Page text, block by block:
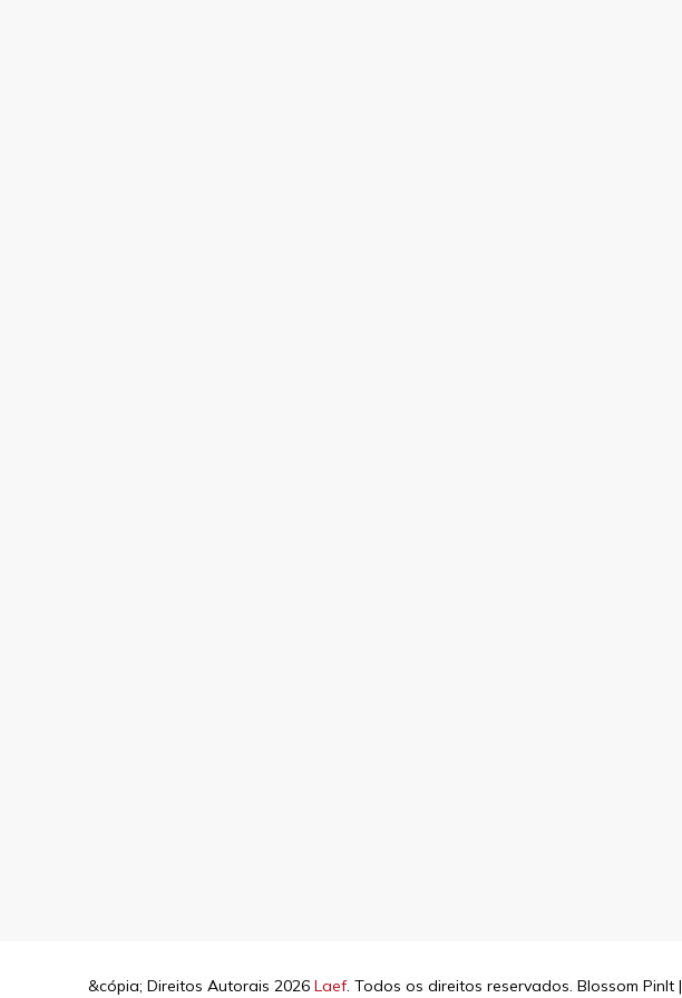
&cópia; Direitos Autorais 2026 Laef. Todos os direitos reservados. Blossom PinIt |